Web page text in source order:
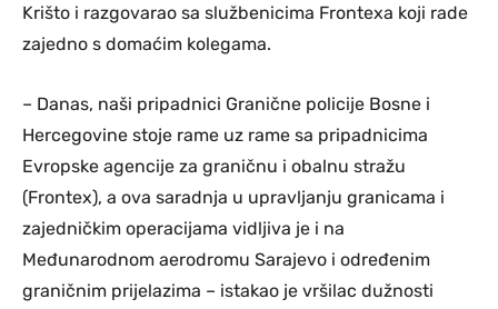
Krišto i razgovarao sa službenicima Frontexa koji rade
zajedno s domaćim kolegama.
– Danas, naši pripadnici Granične policije Bosne i
Hercegovine stoje rame uz rame sa pripadnicima
Evropske agencije za graničnu i obalnu stražu
(Frontex), a ova saradnja u upravljanju granicama i
zajedničkim operacijama vidljiva je i na
Međunarodnom aerodromu Sarajevo i određenim
graničnim prijelazima – istakao je vršilac dužnosti